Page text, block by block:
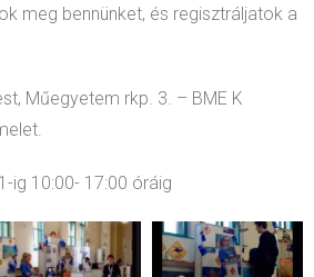
meg bennünket, és regisztráljatok a
Műegyetem rkp. 3. – BME K
ig 10:00- 17:00 óráig